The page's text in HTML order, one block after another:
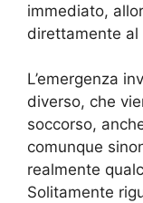
immediato,
direttamente al
L’emergenza
diverso, che
soccorso,
comunque
realmente
Solitamente